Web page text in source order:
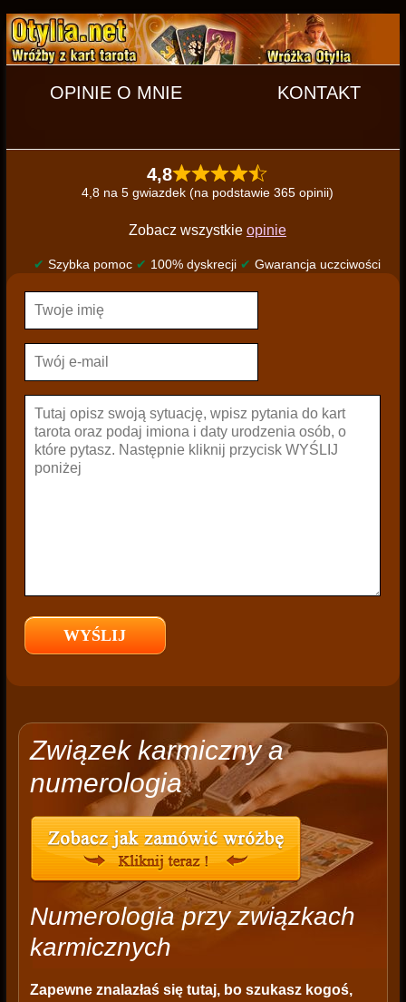
OPINIE O MNIE KONTAKT
4,8
4,8 na 5 gwiazdek (na podstawie 365 opinii)
Zobacz wszystkie opinie
✔ Szybka pomoc ✔ 100% dyskrecji ✔ Gwarancja uczciwości
Związek karmiczny a
numerologia
Numerologia przy związkach
karmicznych
Zapewne znalazłaś się tutaj, bo szukasz kogoś,